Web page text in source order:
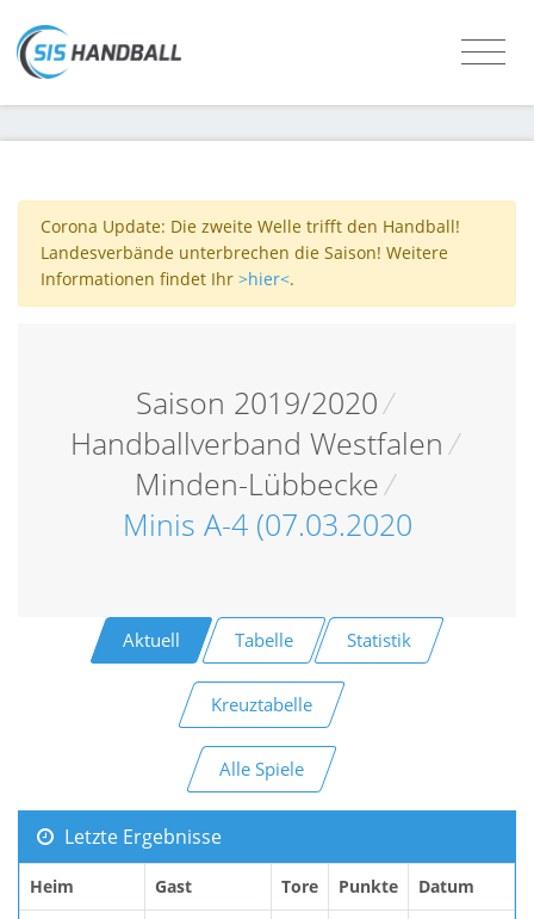
Corona Update: Die zweite Welle trifft den Handball!
Landesverbände unterbrechen die Saison! Weitere
Informationen findet Ihr >hier<.
Saison 2019/2020/
Handballverband Westfalen/
Minden-Lübbecke/
Minis A-4 (07.03.2020
Aktuell Tabelle Statistik
Kreuztabelle
Alle Spiele
Letzte Ergebnisse
Heim Gast Tore Punkte Datum